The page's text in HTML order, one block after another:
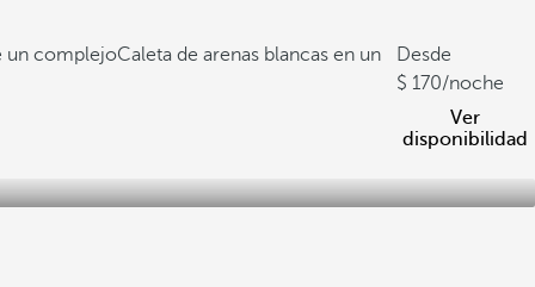
un complejoCaleta de arenas blancas en un
Desde
170/noche
Ver
disponibilidad